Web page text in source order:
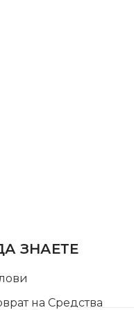
ЗНАЕТЕ
на Средства